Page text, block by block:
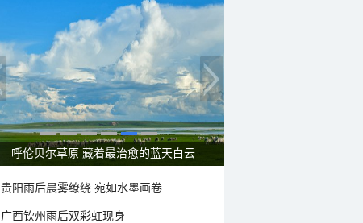
一组图感受水中消暑快乐瞬间
贵阳雨后晨雾缭绕 宛如水墨画卷
广西钦州雨后双彩虹现身